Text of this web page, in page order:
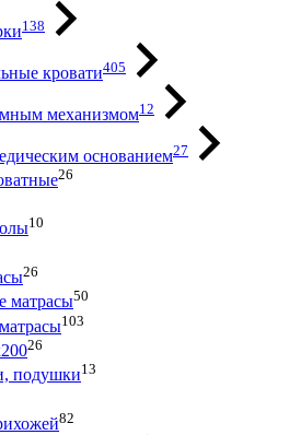
138
кровати405
механизмом12
основанием27
26
10
26
матрасы50
103
26
подушки13
82